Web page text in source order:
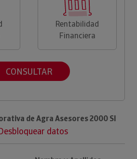
Rentabilidad
Financiera
CONSULTAR
de Agra Asesores 2000 Sl
datos